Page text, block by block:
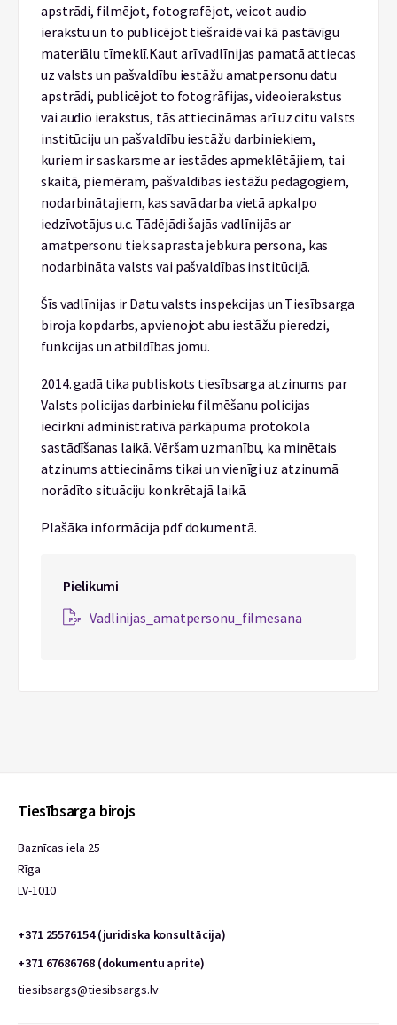
apstrādi, filmējot, fotografējot, veicot audio
ierakstu un to publicējot tiešraidē vai kā pastāvīgu
materiālu tīmeklī.Kaut arī vadlīnijas pamatā attiecas
uz valsts un pašvaldību iestāžu amatpersonu datu
apstrādi, publicējot to fotogrāfijas, videoierakstus
vai audio ierakstus, tās attiecināmas arī uz citu valsts
institūciju un pašvaldību iestāžu darbiniekiem,
kuriem ir saskarsme ar iestādes apmeklētājiem, tai
skaitā, piemēram, pašvaldības iestāžu pedagogiem,
nodarbinātajiem, kas savā darba vietā apkalpo
iedzīvotājus u.c. Tādējādi šajās vadlīnijās ar
amatpersonu tiek saprasta jebkura persona, kas
nodarbināta valsts vai pašvaldības institūcijā.
Šīs vadlīnijas ir Datu valsts inspekcijas un Tiesībsarga
biroja kopdarbs, apvienojot abu iestāžu pieredzi,
funkcijas un atbildības jomu.
2014. gadā tika publiskots tiesībsarga atzinums par
Valsts policijas darbinieku filmēšanu policijas
iecirknī administratīvā pārkāpuma protokola
sastādīšanas laikā. Vēršam uzmanību, ka minētais
atzinums attiecināms tikai un vienīgi uz atzinumā
norādīto situāciju konkrētajā laikā.
Plašāka informācija pdf dokumentā.
Pielikumi
Vadlinijas_amatpersonu_filmesana
Tiesībsarga birojs
Baznīcas iela 25
Rīga
LV-1010
+371 25576154 (juridiska konsultācija)
+371 67686768 (dokumentu aprite)
tiesibsargs@tiesibsargs.lv